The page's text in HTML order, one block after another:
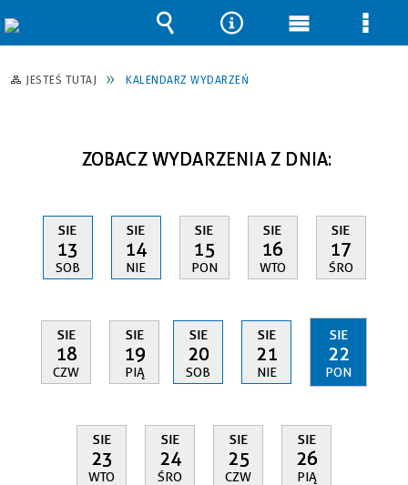
JESTEŚ TUTAJ KALENDARZ WYDARZEŃ
ZOBACZ WYDARZENIA Z DNIA:
SIE
13
SOB
SIE
14
NIE
SIE
15
PON
SIE
16
WTO
SIE
17
ŚRO
SIE
18
CZW
SIE
19
PIĄ
SIE
20
SOB
SIE
21
NIE
SIE
22
PON
SIE
23
WTO
SIE
24
ŚRO
SIE
25
CZW
SIE
26
PIĄ
Wyszukiwarka
Narzędzia
Menu Menu